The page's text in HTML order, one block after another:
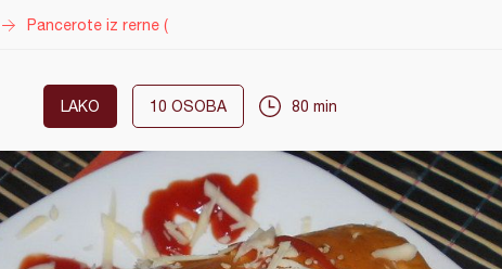
Pancerote iz rerne (
LAKO 10 OSOBA 80 min